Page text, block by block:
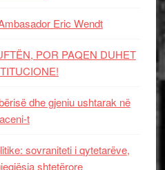
Eric Wendt
POR PAQEN DUHET
dhe gjeniu ushtarak në
t
sovraniteti i qytetarëve,
shtetërore